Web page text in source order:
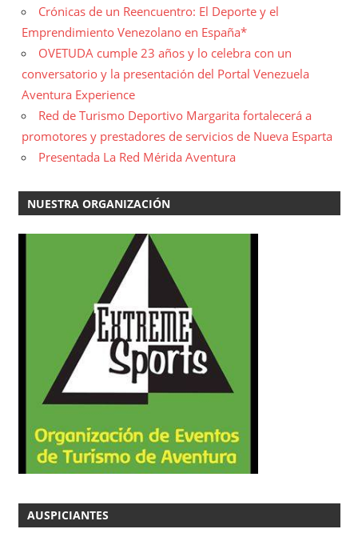
Crónicas de un Reencuentro: El Deporte y el
Emprendimiento Venezolano en España*
OVETUDA cumple 23 años y lo celebra con un
conversatorio y la presentación del Portal Venezuela
Aventura Experience
Red de Turismo Deportivo Margarita fortalecerá a
promotores y prestadores de servicios de Nueva Esparta
Presentada La Red Mérida Aventura
NUESTRA ORGANIZACIÓN
AUSPICIANTES